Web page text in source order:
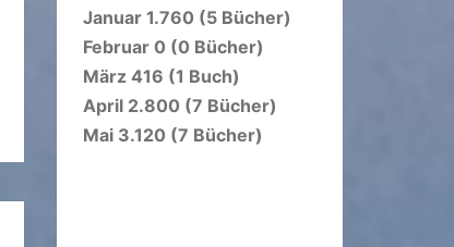
Januar 1.760 (5 Bücher)
Februar 0 (0 Bücher)
März 416 (1 Buch)
April 2.800 (7 Bücher)
Mai 3.120 (7 Bücher)